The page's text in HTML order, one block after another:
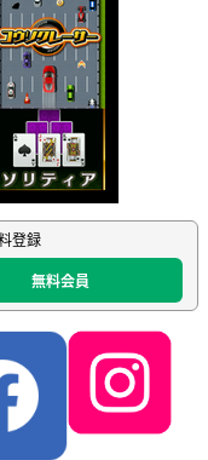
登録
無料会員